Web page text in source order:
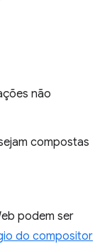
não
compostas
podem ser
do compositor